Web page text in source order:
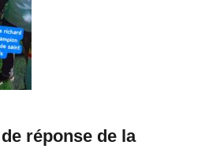
réponse de la